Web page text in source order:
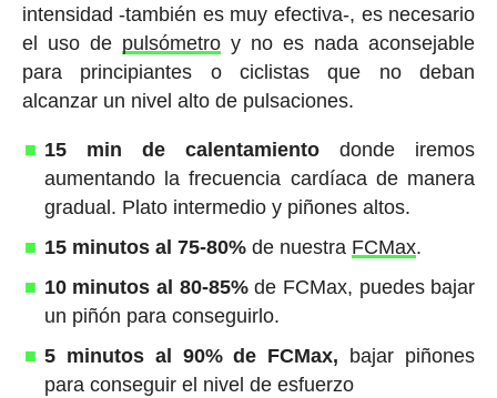
intensidad -también es muy efectiva-, es necesario
el uso de pulsómetroy no es nada aconsejable
para principiantes o ciclistas que no deban
alcanzar un nivel alto de pulsaciones.
15 min de calentamiento donde iremos
aumentando la frecuencia cardíaca de manera
gradual. Plato intermedio y piñones altos.
15 minutos al 75-80%de nuestra FCMax.
10 minutos al 80-85%de FCMax, puedes bajar
un piñón para conseguirlo.
5 minutos al 90% de FCMax, bajar piñones
para conseguir el nivel de esfuerzo